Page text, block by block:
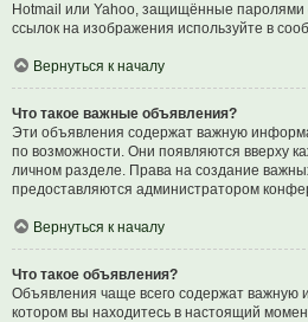
Hotmail или Yahoo, защищённые паролями
ссылок на изображения используйте в
Вернуться к началу
Что такое важные объявления?
Эти объявления содержат важную
по возможности. Они появляются вверху
личном разделе. Права на создание
предоставляются администратором
Вернуться к началу
Что такое объявления?
Объявления чаще всего содержат
котором вы находитесь в настоящий